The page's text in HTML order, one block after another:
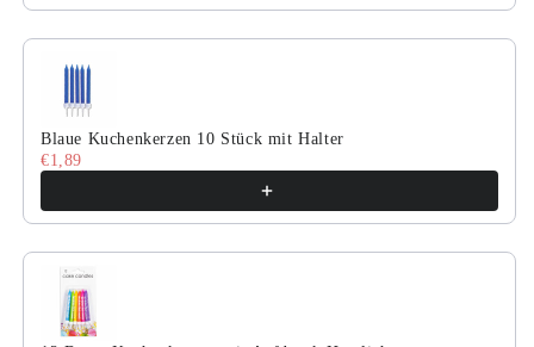
Blaue Kuchenkerzen 10 Stück mit Halter
€1,89